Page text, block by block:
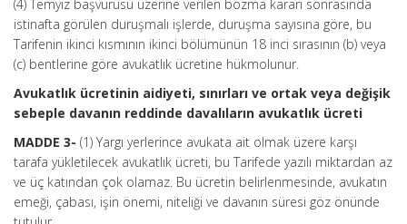
(4) Temyiz başvurusu üzerine verilen bozma kararı sonrasında
istinafta görülen duruşmalı işlerde, duruşma sayısına göre, bu
Tarifenin ikinci kısmının ikinci bölümünün 18 inci sırasının (b) veya
(c) bentlerine göre avukatlık ücretine hükmolunur.
Avukatlık ücretinin aidiyeti, sınırları ve ortak veya değişik
sebeple davanın reddinde davalıların avukatlık ücreti
MADDE 3- (1) Yargı yerlerince avukata ait olmak üzere karşı
tarafa yükletilecek avukatlık ücreti, bu Tarifede yazılı miktardan az
ve üç katından çok olamaz. Bu ücretin belirlenmesinde, avukatın
emeği, çabası, işin önemi, niteliği ve davanın süresi göz önünde